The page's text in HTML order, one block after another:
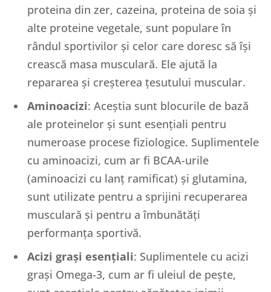
proteina din zer, cazeina, proteina de soia și
alte proteine vegetale, sunt populare în
rândul sportivilor și celor care doresc să își
crească masa musculară. Ele ajută la
repararea și creșterea țesutului muscular.
Aminoacizi: Aceștia sunt blocurile de bază
ale proteinelor și sunt esențiali pentru
numeroase procese fiziologice. Suplimentele
cu aminoacizi, cum ar fi BCAA-urile
(aminoacizi cu lanț ramificat) și glutamina,
sunt utilizate pentru a sprijini recuperarea
musculară și pentru a îmbunătăți
performanța sportivă.
Acizi grași esențiali: Suplimentele cu acizi
grași Omega-3, cum ar fi uleiul de pește,